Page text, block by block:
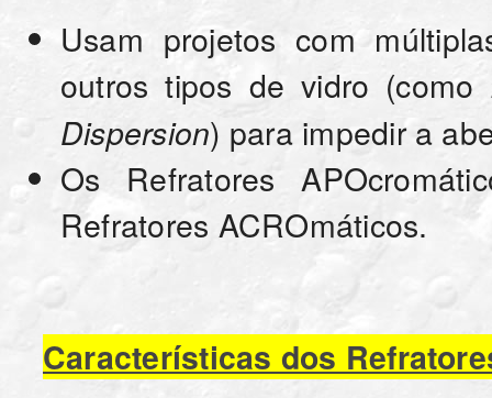
Usam projetos com
outros tipos de vidro (como
Dispersion) para impedir a
Os Refratores
Refratores ACROmáticos.
Características dos